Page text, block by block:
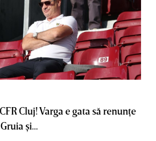
Cluj! Varga e gata să renunţe
şi...